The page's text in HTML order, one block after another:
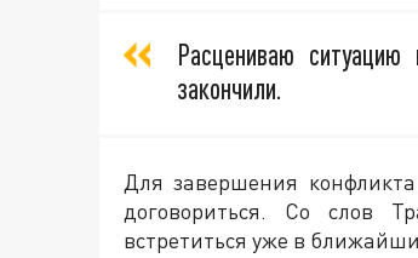
Расцениваю
закончили.
Для завершения
договориться. Со слов
встретиться уже в